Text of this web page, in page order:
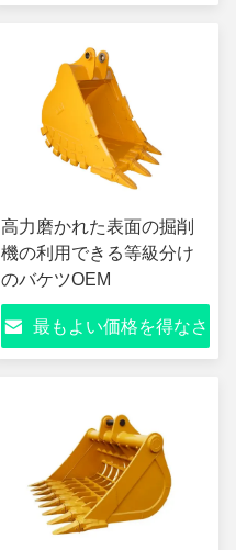
高力磨かれた表面の掘削
機の利用できる等級分け
のバケツOEM
最もよい価格を得なさ